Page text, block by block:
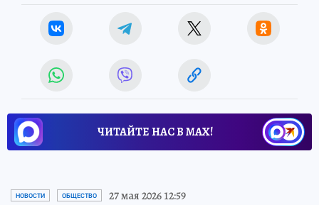
ЧИТАЙТЕ НАС В МАХ!
НОВОСТИ ОБЩЕСТВО 27 мая 2026 12:59